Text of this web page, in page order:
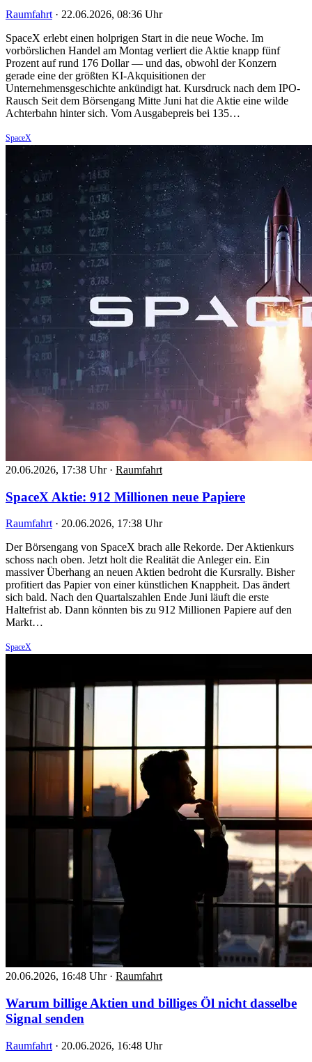
Raumfahrt · 22.06.2026, 08:36 Uhr
SpaceX erlebt einen holprigen Start in die neue Woche. Im
vorbörslichen Handel am Montag verliert die Aktie knapp fünf
Prozent auf rund 176 Dollar — und das, obwohl der Konzern
gerade eine der größten KI-Akquisitionen der
Unternehmensgeschichte ankündigt hat. Kursdruck nach dem IPO-
Rausch Seit dem Börsengang Mitte Juni hat die Aktie eine wilde
Achterbahn hinter sich. Vom Ausgabepreis bei 135…
SpaceX
20.06.2026, 17:38 Uhr · Raumfahrt
SpaceX Aktie: 912 Millionen neue Papiere
Raumfahrt · 20.06.2026, 17:38 Uhr
Der Börsengang von SpaceX brach alle Rekorde. Der Aktienkurs
schoss nach oben. Jetzt holt die Realität die Anleger ein. Ein
massiver Überhang an neuen Aktien bedroht die Kursrally. Bisher
profitiert das Papier von einer künstlichen Knappheit. Das ändert
sich bald. Nach den Quartalszahlen Ende Juni läuft die erste
Haltefrist ab. Dann könnten bis zu 912 Millionen Papiere auf den
Markt…
SpaceX
20.06.2026, 16:48 Uhr · Raumfahrt
Warum billige Aktien und billiges Öl nicht dasselbe
Signal senden
Raumfahrt · 20.06.2026, 16:48 Uhr